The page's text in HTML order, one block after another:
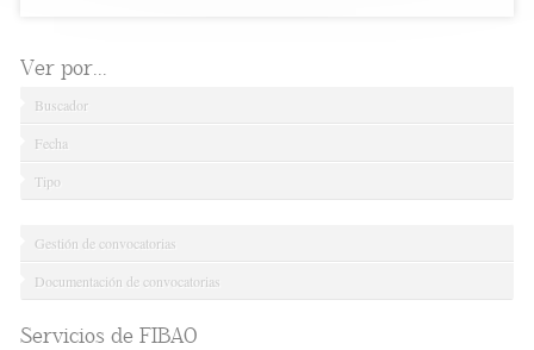
Ver por...
Buscador
Fecha
Tipo
Gestión de convocatorias
Documentación de convocatorias
Servicios de FIBAO